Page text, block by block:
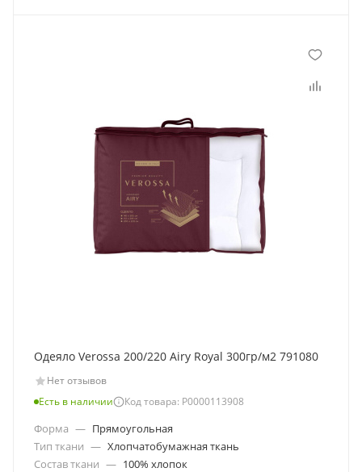
Одеяло Verossa 200/220 Airy Royal 300гр/м2 791080
Нет отзывов
Есть в наличии
Код товара: Р0000113908
Форма — Прямоугольная
Тип ткани — Хлопчатобумажная ткань
Состав ткани — 100% хлопок